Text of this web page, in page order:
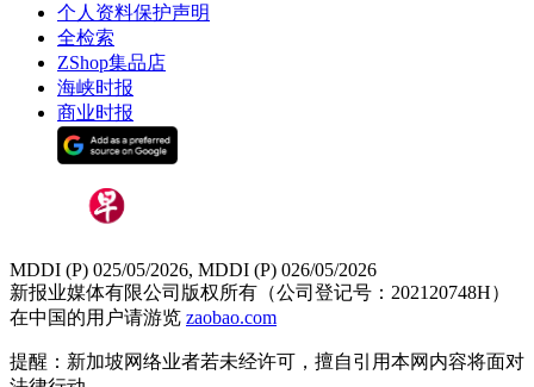
个人资料保护声明
全检索
ZShop集品店
海峡时报
商业时报
MDDI (P) 025/05/2026, MDDI (P) 026/05/2026
新报业媒体有限公司版权所有（公司登记号：202120748H）
在中国的用户请游览 zaobao.com
提醒：新加坡网络业者若未经许可，擅自引用本网内容将面对